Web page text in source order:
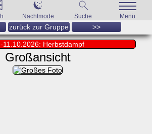
Nachtmode Suche Menü
zurück zur Gruppe >>
11.10.2026: Herbstdampf
Großansicht